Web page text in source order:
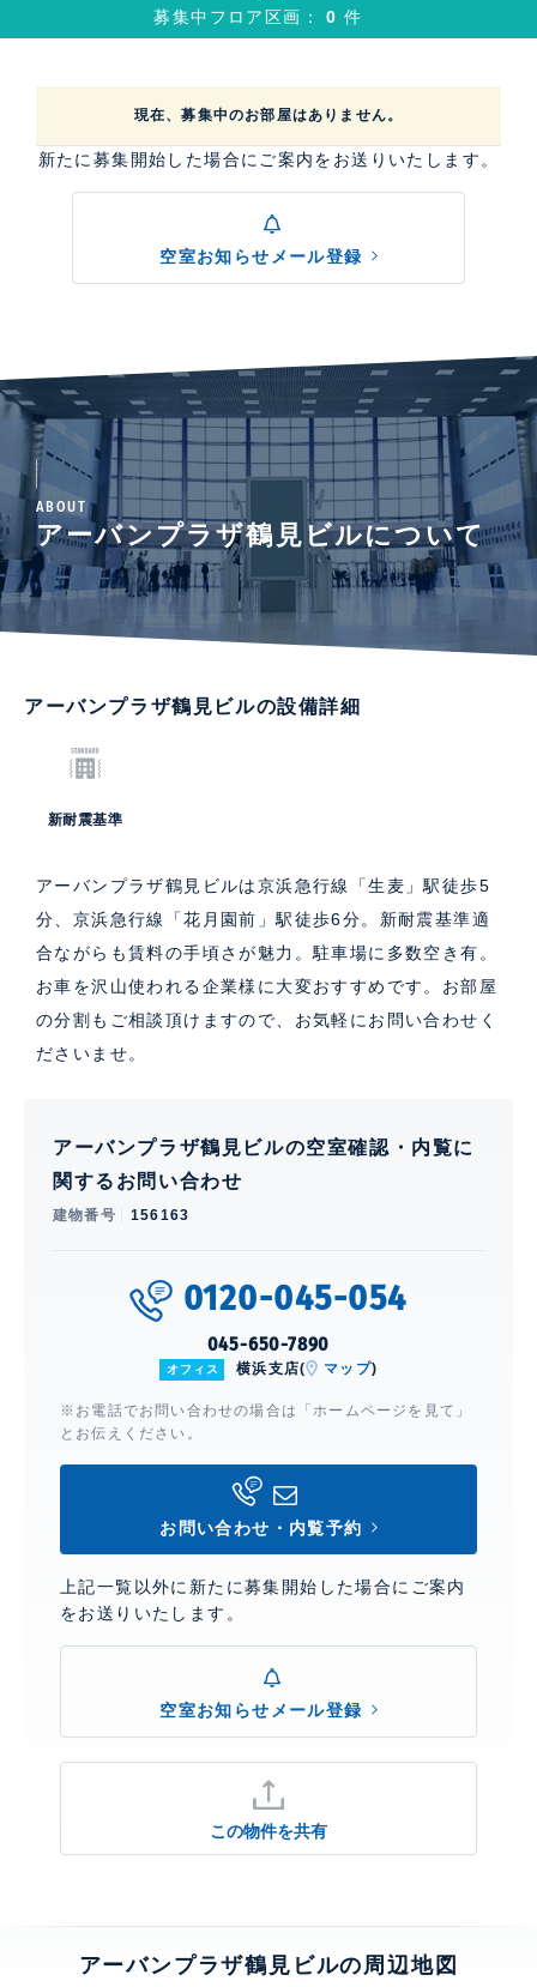
募集中フロア区画：0件
現在、募集中のお部屋はありません。
新たに募集開始した場合にご案内をお送りいたします。
空室お知らせメール登録
ABOUT
アーバンプラザ鶴見ビルについて
アーバンプラザ鶴見ビルの設備詳細
新耐震基準
アーバンプラザ鶴見ビルは京浜急行線「生麦」駅徒歩5
分、京浜急行線「花月園前」駅徒歩6分。新耐震基準適
合ながらも賃料の手頃さが魅力。駐車場に多数空き有。
お車を沢山使われる企業様に大変おすすめです。お部屋
の分割もご相談頂けますので、お気軽にお問い合わせく
ださいませ。
アーバンプラザ鶴見ビルの空室確認・内覧に
関するお問い合わせ
建物番号 156163
0120-045-054
045-650-7890
オフィス 横浜支店( マップ)
※お電話でお問い合わせの場合は「ホームページを見て」
とお伝えください。
お問い合わせ・内覧予約
上記一覧以外に新たに募集開始した場合にご案内
をお送りいたします。
空室お知らせメール登録
この物件を共有
アーバンプラザ鶴見ビルの周辺地図